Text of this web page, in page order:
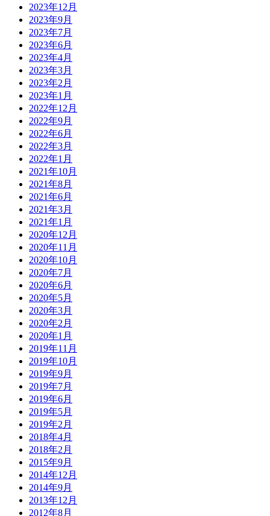
2023年12月
2023年9月
2023年7月
2023年6月
2023年4月
2023年3月
2023年2月
2023年1月
2022年12月
2022年9月
2022年6月
2022年3月
2022年1月
2021年10月
2021年8月
2021年6月
2021年3月
2021年1月
2020年12月
2020年11月
2020年10月
2020年7月
2020年6月
2020年5月
2020年3月
2020年2月
2020年1月
2019年11月
2019年10月
2019年9月
2019年7月
2019年6月
2019年5月
2019年2月
2018年4月
2018年2月
2015年9月
2014年12月
2014年9月
2013年12月
2012年8月